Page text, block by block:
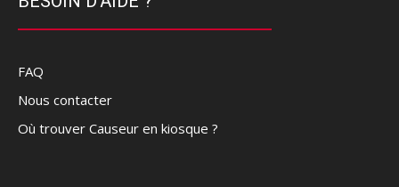
FAQ
Nous contacter
Où trouver Causeur en kiosque ?